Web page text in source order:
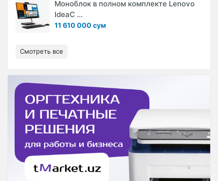
Моноблок в полном комплекте Lenovo
IdeaC ...
11 610 000 сум
Смотреть все